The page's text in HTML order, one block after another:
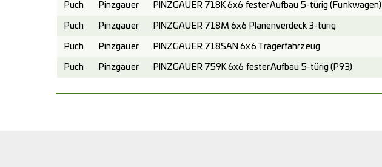
Puch Pinzgauer PINZGAUER 718K 6x6 fester Aufbau 5-türig (Funkwagen)
Puch Pinzgauer PINZGAUER 718M 6x6 Planenverdeck 3-türig
Puch Pinzgauer PINZGAUER 718SAN 6x6 Trägerfahrzeug
Puch Pinzgauer PINZGAUER 759K 6x6 fester Aufbau 5-türig (P93)